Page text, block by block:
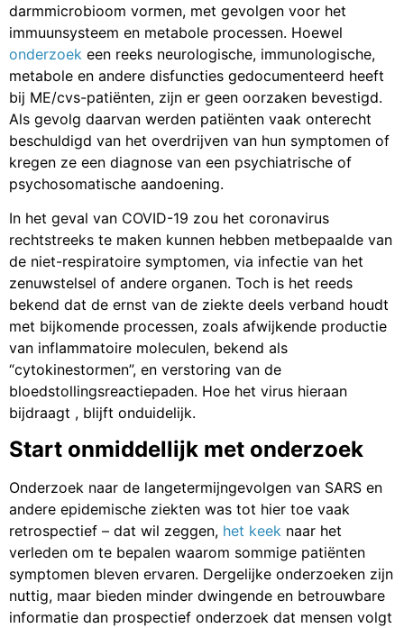
darmmicrobioom vormen, met gevolgen voor het
immuunsysteem en metabole processen. Hoewel
onderzoek een reeks neurologische, immunologische,
metabole en andere disfuncties gedocumenteerd heeft
bij ME/cvs-patiënten, zijn er geen oorzaken bevestigd.
Als gevolg daarvan werden patiënten vaak onterecht
beschuldigd van het overdrijven van hun symptomen of
kregen ze een diagnose van een psychiatrische of
psychosomatische aandoening.
In het geval van COVID-19 zou het coronavirus
rechtstreeks te maken kunnen hebben metbepaalde van
de niet-respiratoire symptomen, via infectie van het
zenuwstelsel of andere organen. Toch is het reeds
bekend dat de ernst van de ziekte deels verband houdt
met bijkomende processen, zoals afwijkende productie
van inflammatoire moleculen, bekend als
“cytokinestormen”, en verstoring van de
bloedstollingsreactiepaden. Hoe het virus hieraan
bijdraagt , blijft onduidelijk.
Start onmiddellijk met onderzoek
Onderzoek naar de langetermijngevolgen van SARS en
andere epidemische ziekten was tot hier toe vaak
retrospectief – dat wil zeggen, het keek naar het
verleden om te bepalen waarom sommige patiënten
symptomen bleven ervaren. Dergelijke onderzoeken zijn
nuttig, maar bieden minder dwingende en betrouwbare
informatie dan prospectief onderzoek dat mensen volgt